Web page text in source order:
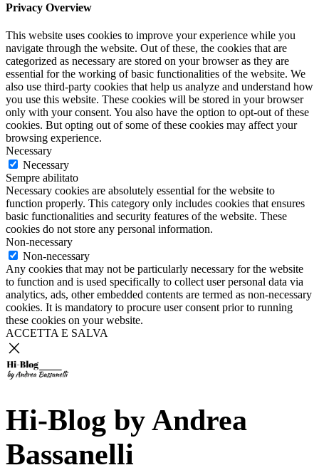
Privacy Overview
This website uses cookies to improve your experience while you
navigate through the website. Out of these, the cookies that are
categorized as necessary are stored on your browser as they are
essential for the working of basic functionalities of the website. We
also use third-party cookies that help us analyze and understand how
you use this website. These cookies will be stored in your browser
only with your consent. You also have the option to opt-out of these
cookies. But opting out of some of these cookies may affect your
browsing experience.
Necessary
Necessary
Sempre abilitato
Necessary cookies are absolutely essential for the website to
function properly. This category only includes cookies that ensures
basic functionalities and security features of the website. These
cookies do not store any personal information.
Non-necessary
Non-necessary
Any cookies that may not be particularly necessary for the website
to function and is used specifically to collect user personal data via
analytics, ads, other embedded contents are termed as non-necessary
cookies. It is mandatory to procure user consent prior to running
these cookies on your website.
ACCETTA E SALVA
Hi-Blog by Andrea
Bassanelli